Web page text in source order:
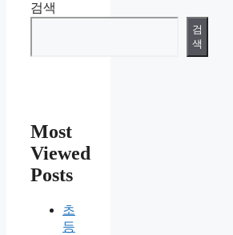
검색
검
색
Most
Viewed
Posts
초
등